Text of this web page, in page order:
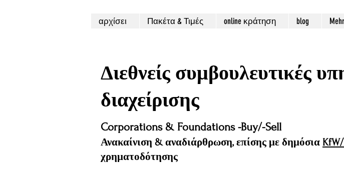
αρχίσει Πακέτα & Τιμές online κράτηση blog Mehr
Διεθνείς συμβουλευτικές
διαχείρισης
Corporations & Foundations -Buy/-Sell
Ανακαίνιση & αναδιάρθρωση, επίσης με δημόσια
χρηματοδότησης